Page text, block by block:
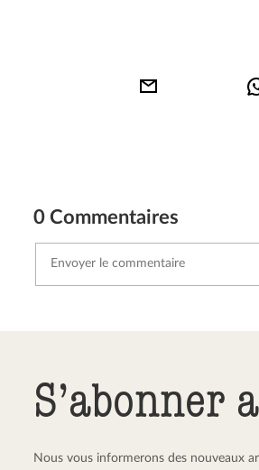
0 Commentaires
S’abonner
Nous vous informerons des nouveaux